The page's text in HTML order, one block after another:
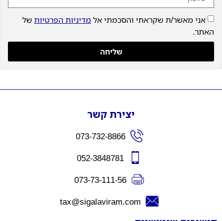
אני מאשר/ת שקראתי והסכמתי אל מדיניות הפרטיות של
האתר.
שליחה
יצירת קשר
073-732-8866
052-3848781
073-73-111-56
tax@sigalaviram.com